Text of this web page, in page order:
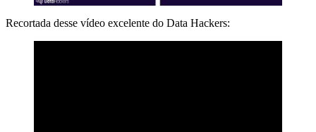
Recortada desse vídeo excelente do Data Hackers: